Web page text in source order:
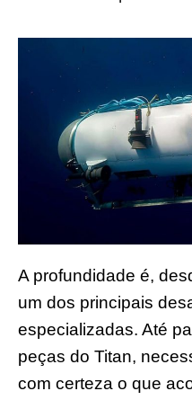
A profundidade é,
um dos principais
especializadas. Até
peças do Titan,
com certeza o que